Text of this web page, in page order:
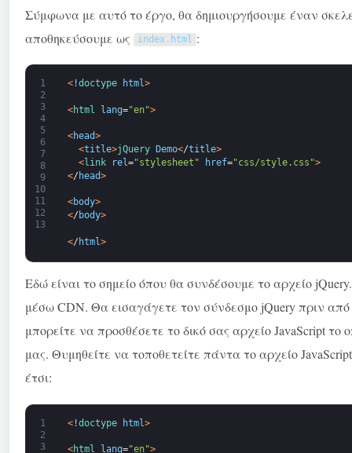
Σύμφωνα με αυτό το έργο, θα δημιουργήσουμε έναν
αποθηκεύσουμε ως
index. html :
1
2
3
4
5
6
7
8
9
10
11
12
13
<!doctype html>
<html lang="en">
<head>
<title>jQuery Demo</title>
<link rel="stylesheet" href="css/style.css">
</ head>
<body>
</ body>
</ html >
Εδώ είναι το σημείο όπου θα συνδέσουμε το αρχείο
μέσω CDN. Θα εισαγάγετε τον σύνδεσμο jQuery πριν
μπορείτε να προσθέσετε το δικό σας αρχείο JavaScript το
μας. Θυμηθείτε να τοποθετείτε πάντα το αρχείο
έτσι:
1
2
3
<!doctype html >
<html lang="en">